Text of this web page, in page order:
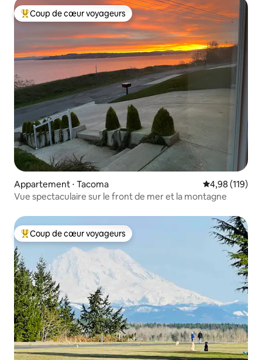
Coups de cœur voyageurs les plus appréciés
Coup de cœur voyageurs
Appartement ⋅ Tacoma Évaluation
4,98 (119)
Vue spectaculaire sur le front de mer et la montagne
Coups de cœur voyageurs les plus appréciés
Coup de cœur voyageurs